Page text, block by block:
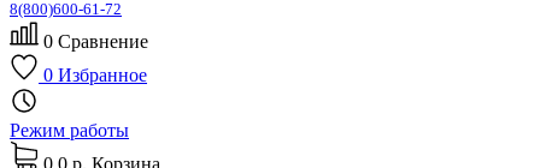
8(800)600-61-72
0 Сравнение
0 Избранное
Режим работы
0 0 р. Корзина